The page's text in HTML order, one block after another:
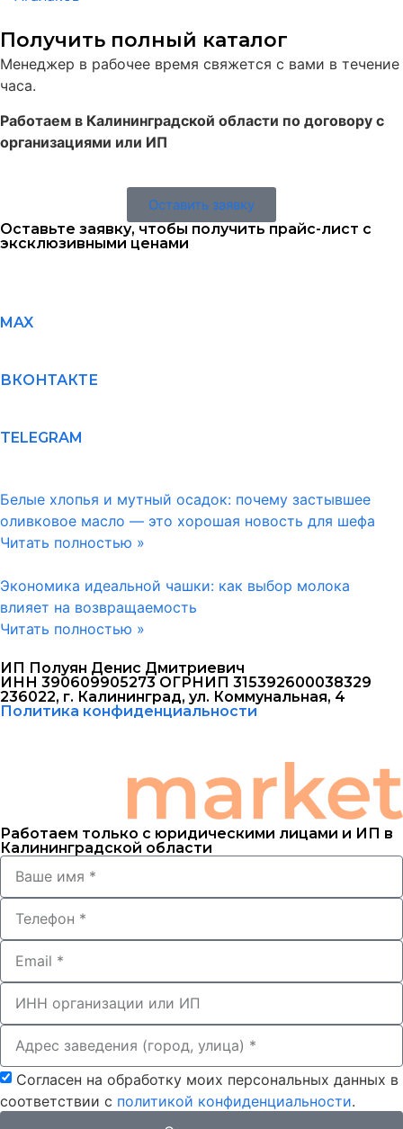
Получить полный каталог
Менеджер в рабочее время свяжется с вами в течение
часа.
Работаем в Калининградской области по договору с
организациями или ИП
Оставить заявку
Оставьте заявку, чтобы получить прайс-лист с
эксклюзивными ценами
MAX
ВКОНТАКТЕ
TELEGRAM
Белые хлопья и мутный осадок: почему застывшее
оливковое масло — это хорошая новость для шефа
Читать полностью »
Экономика идеальной чашки: как выбор молока
влияет на возвращаемость
Читать полностью »
ИП Полуян Денис Дмитриевич
ИНН 390609905273 ОГРНИП 315392600038329
236022, г. Калининград, ул. Коммунальная, 4
Политика конфиденциальности
Работаем только с юридическими лицами и ИП в
Калининградской области
Согласен на обработку моих персональных данных в
соответствии с политикой конфиденциальности.